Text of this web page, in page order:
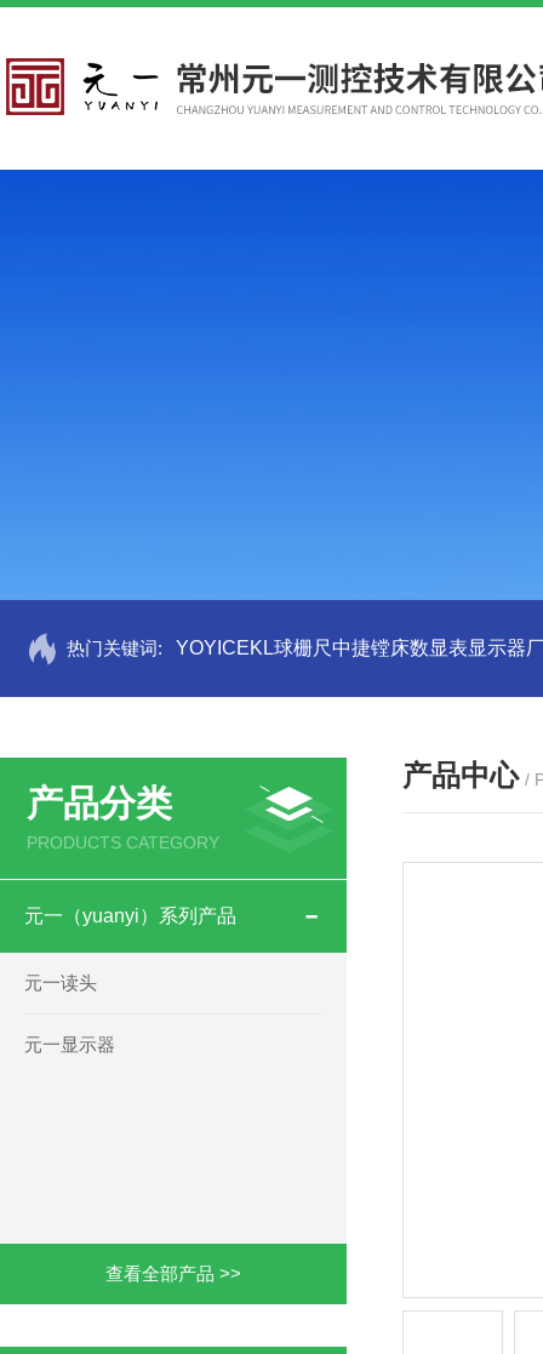
热门关键词: YOYICEKL球栅尺中捷镗床数显表显示器
产品分类
PRODUCTS CATEGORY
元一（yuanyi）系列产品
元一读头
元一显示器
查看全部产品 >>
产品中心 /